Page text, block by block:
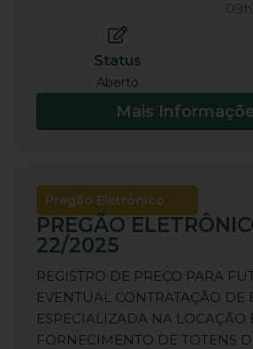
Status
Aberto
Mais
Pregão Eletrônico
PREGÃO
22/2025
REGISTRO DE PREÇO PARA
EVENTUAL CONTRATAÇÃO DE
ESPECIALIZADA NA LOCAÇÃO
FORNECIMENTO DE TOTENS